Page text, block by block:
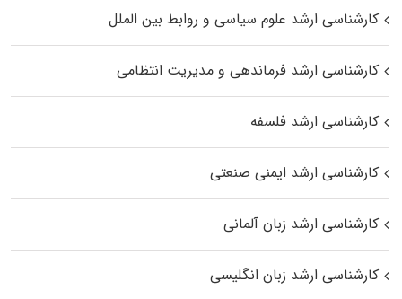
کارشناسی ارشد علوم سیاسی و روابط بین الملل
کارشناسی ارشد فرماندهی و مدیریت انتظامی
کارشناسی ارشد فلسفه
کارشناسی ارشد ایمنی صنعتی
کارشناسی ارشد زبان آلمانی
کارشناسی ارشد زبان انگلیسی